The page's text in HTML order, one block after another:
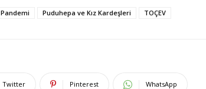
Pandemi Puduhepa ve Kız Kardeşleri TOÇEV
Twitter Pinterest WhatsApp